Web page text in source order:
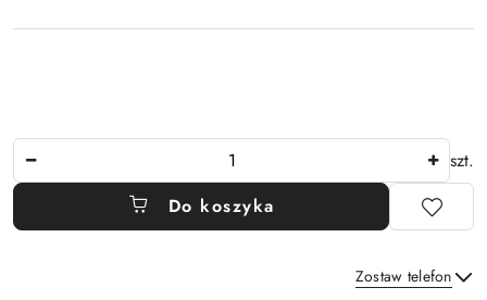
szt.
Do koszyka
Zostaw telefon